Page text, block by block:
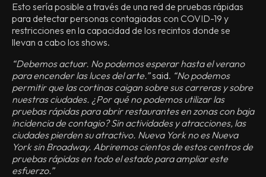
Esto sería posible a través de una red de pruebas rápidas
para detectar personas contagiadas con COVID-19 y
restricciones en la capacidad de los recintos donde se
llevan a cabo los shows.
“Debemos actuar. No podemos esperar hasta el verano
para encender las luces del arte.”said. “No podemos
permitir que las cortinas caigan sobre sus carreras y sobre
nuestras ciudades. ¿Por qué no podemos utilizar las
pruebas rápidas para abrir restaurantes en zonas con baja
incidencia de contagio? Sin actividades y atracciones, las
ciudades pierden su atractivo. Nueva York no es Nueva
York sin Broadway. Abriremos cientos de estos centros de
pruebas rápidas en todo el estado para ampliar este
esfuerzo.”